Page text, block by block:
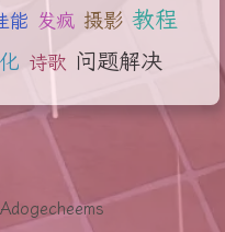
能 发疯 摄影 教程
诗歌 问题解决